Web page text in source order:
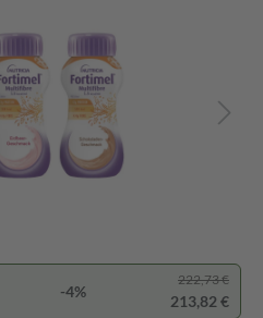
-4%
222,73 €
213,82 €